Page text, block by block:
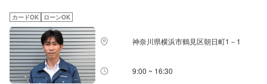
ください。<代車について>代車をご用意しています。お車の作業中は代車を
ご利用ください。※代車の燃料代はお客様にご負担いただいております。<定
休日・営業時間>定休日：年中無休（大型連休のみ休み）営業時間：
9:00~21:00<輸入車のご注意>修理作業時に部品が必要な場合、一般的に国内
に流通している部品以外は本国取り寄せとなるため、作業完了までにお時間
をいただく場合がございます。また車の性質上、追加部品・作業が必要とな
るケースがあり、その場合は都度ご連絡をさせていただきます。
カードOK ローンOK
神奈川県横浜市鶴見区朝日町1－1
9:00 ~ 16:30